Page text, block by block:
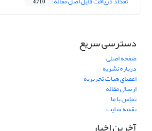
4,710
دسترسی سریع
صفحه اصلی
درباره نشریه
اعضای هیات تحریریه
ارسال مقاله
تماس با ما
نقشه سایت